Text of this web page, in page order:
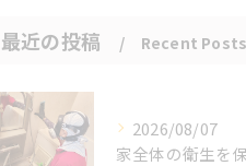
最近の投稿 Recent Posts
2026/08/07
家全体の衛生を保